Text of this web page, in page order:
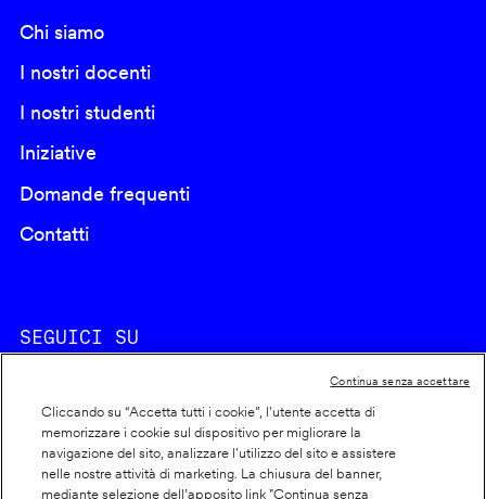
Chi siamo
I nostri docenti
I nostri studenti
Iniziative
Domande frequenti
Contatti
SEGUICI SU
Cookie policy
Cliccando su “Accetta tutti i cookie”, l'utente accetta di
memorizzare i cookie sul dispositivo per migliorare la
navigazione del sito, analizzare l'utilizzo del sito e assistere
nelle nostre attività di marketing. La chiusura del banner,
mediante selezione dell’apposito link "Continua senza
Continua senza accettare